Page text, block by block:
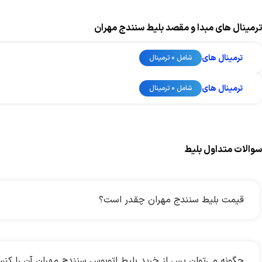
ترمینال های مبدا و مقصد بلیط سنندج مهران
ترمینال های شامل 0 ترمینال
ترمینال های شامل 0 ترمینال
سوالات متداول بلیط
قیمت بلیط سنندج مهران چقدر است؟